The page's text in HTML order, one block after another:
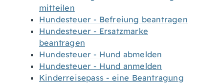
mitteilen
Hundesteuer - Befreiung beantragen
Hundesteuer - Ersatzmarke
beantragen
Hundesteuer - Hund abmelden
Hundesteuer - Hund anmelden
Kinderreisepass - eine Beantragung